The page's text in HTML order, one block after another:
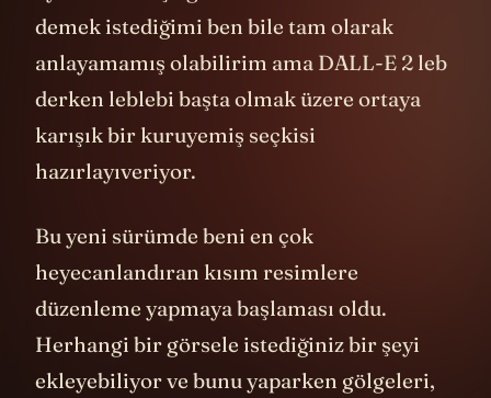
demek istediğimi ben bile tam olarak
anlayamamış olabilirim ama DALL-E 2 leb
derken leblebi başta olmak üzere ortaya
karışık bir kuruyemiş seçkisi
hazırlayıveriyor.
Bu yeni sürümde beni en çok
heyecanlandıran kısım resimlere
düzenleme yapmaya başlaması oldu.
Herhangi bir görsele istediğiniz bir şeyi
ekleyebiliyor ve bunu yaparken gölgeleri,